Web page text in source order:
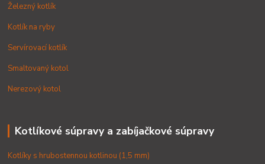
Železný kotlík
Kotlík na ryby
Servírovací kotlík
Smaltovaný kotol
Nerezový kotol
Kotlíkové súpravy a zabíjačkové súpravy
Kotlíky s hrubostennou kotlinou (1,5 mm)